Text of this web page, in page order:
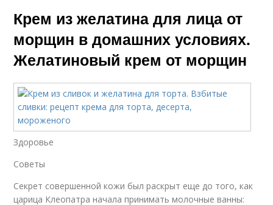
Крем из желатина для лица от
морщин в домашних условиях.
Желатиновый крем от морщин
Здоровье
Советы
Секрет совершенной кожи был раскрыт еще до того, как
царица Клеопатра начала принимать молочные ванны: